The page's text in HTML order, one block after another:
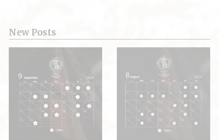
New Posts